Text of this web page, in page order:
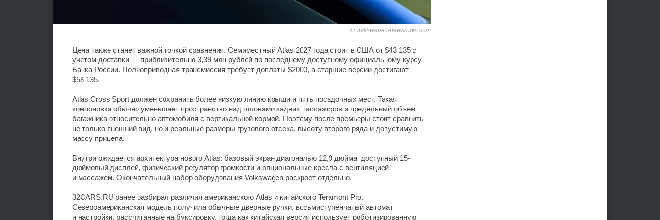
volkswagen-newsroom.com
Цена также станет важной точкой сравнения. Семиместный Atlas 2027 года стоит в США от $43 135 с
учетом доставки — приблизительно 3,39 млн рублей по последнему доступному официальному курсу
Банка России. Полноприводная трансмиссия требует доплаты $2000, а старшие версии достигают
$58 135.
Atlas Cross Sport должен сохранить более низкую линию крыши и пять посадочных мест. Такая
компоновка обычно уменьшает пространство над головами задних пассажиров и предельный объем
багажника относительно автомобиля с вертикальной кормой. Поэтому после премьеры стоит сравнить
не только внешний вид, но и реальные размеры грузового отсека, высоту второго ряда и допустимую
массу прицепа.
Внутри ожидается архитектура нового Atlas: базовый экран диагональю 12,9 дюйма, доступный 15-
дюймовый дисплей, физический регулятор громкости и опциональные кресла с вентиляцией
и массажем. Окончательный набор оборудования Volkswagen раскроет отдельно.
32CARS.RU ранее разбирал различия американского Atlas и китайского Teramont Pro.
Североамериканская модель получила обычные дверные ручки, восьмиступенчатый автомат
и настройки, рассчитанные на буксировку, тогда как китайская версия использует роботизированную